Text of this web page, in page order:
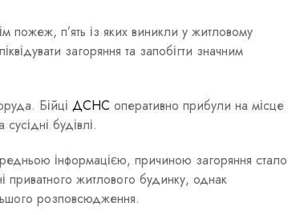
пожеж, п’ять із яких виникли у житловому
загоряння та запобігти значним
Бійці ДСНС оперативно прибули на місце
будівлі.
інформацією, причиною загоряння стало
приватного житлового будинку, однак
розповсюдження.